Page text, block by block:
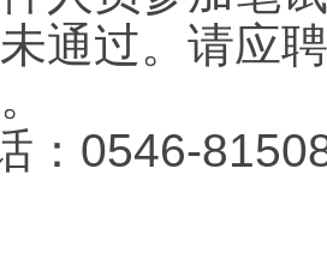
通过。请应
：0546-